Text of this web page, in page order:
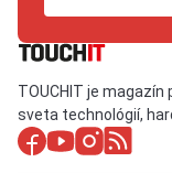
TOUCHIT je
sveta technológií,